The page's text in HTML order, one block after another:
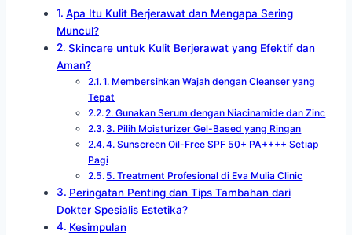
Apa Itu Kulit Berjerawat dan Mengapa Sering
Muncul?
Skincare untuk Kulit Berjerawat yang Efektif dan
Aman?
1. Membersihkan Wajah dengan Cleanser yang
Tepat
2. Gunakan Serum dengan Niacinamide dan Zinc
3. Pilih Moisturizer Gel-Based yang Ringan
4. Sunscreen Oil-Free SPF 50+ PA++++ Setiap
Pagi
5. Treatment Profesional di Eva Mulia Clinic
Peringatan Penting dan Tips Tambahan dari
Dokter Spesialis Estetika?
Kesimpulan